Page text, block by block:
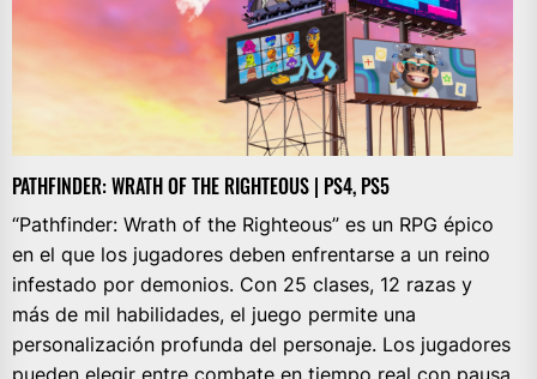
PATHFINDER: WRATH OF THE RIGHTEOUS | PS4, PS5
“Pathfinder: Wrath of the Righteous” es un RPG épico
en el que los jugadores deben enfrentarse a un reino
infestado por demonios. Con 25 clases, 12 razas y
más de mil habilidades, el juego permite una
personalización profunda del personaje. Los jugadores